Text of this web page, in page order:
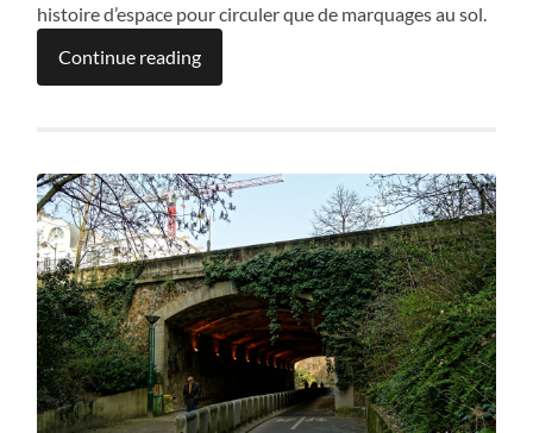
histoire d’espace pour circuler que de marquages au sol.
Continue reading